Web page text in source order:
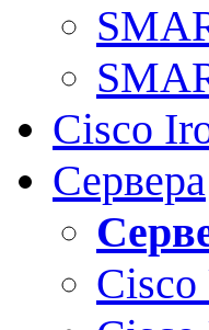
Cisco
Сервера
Cisco